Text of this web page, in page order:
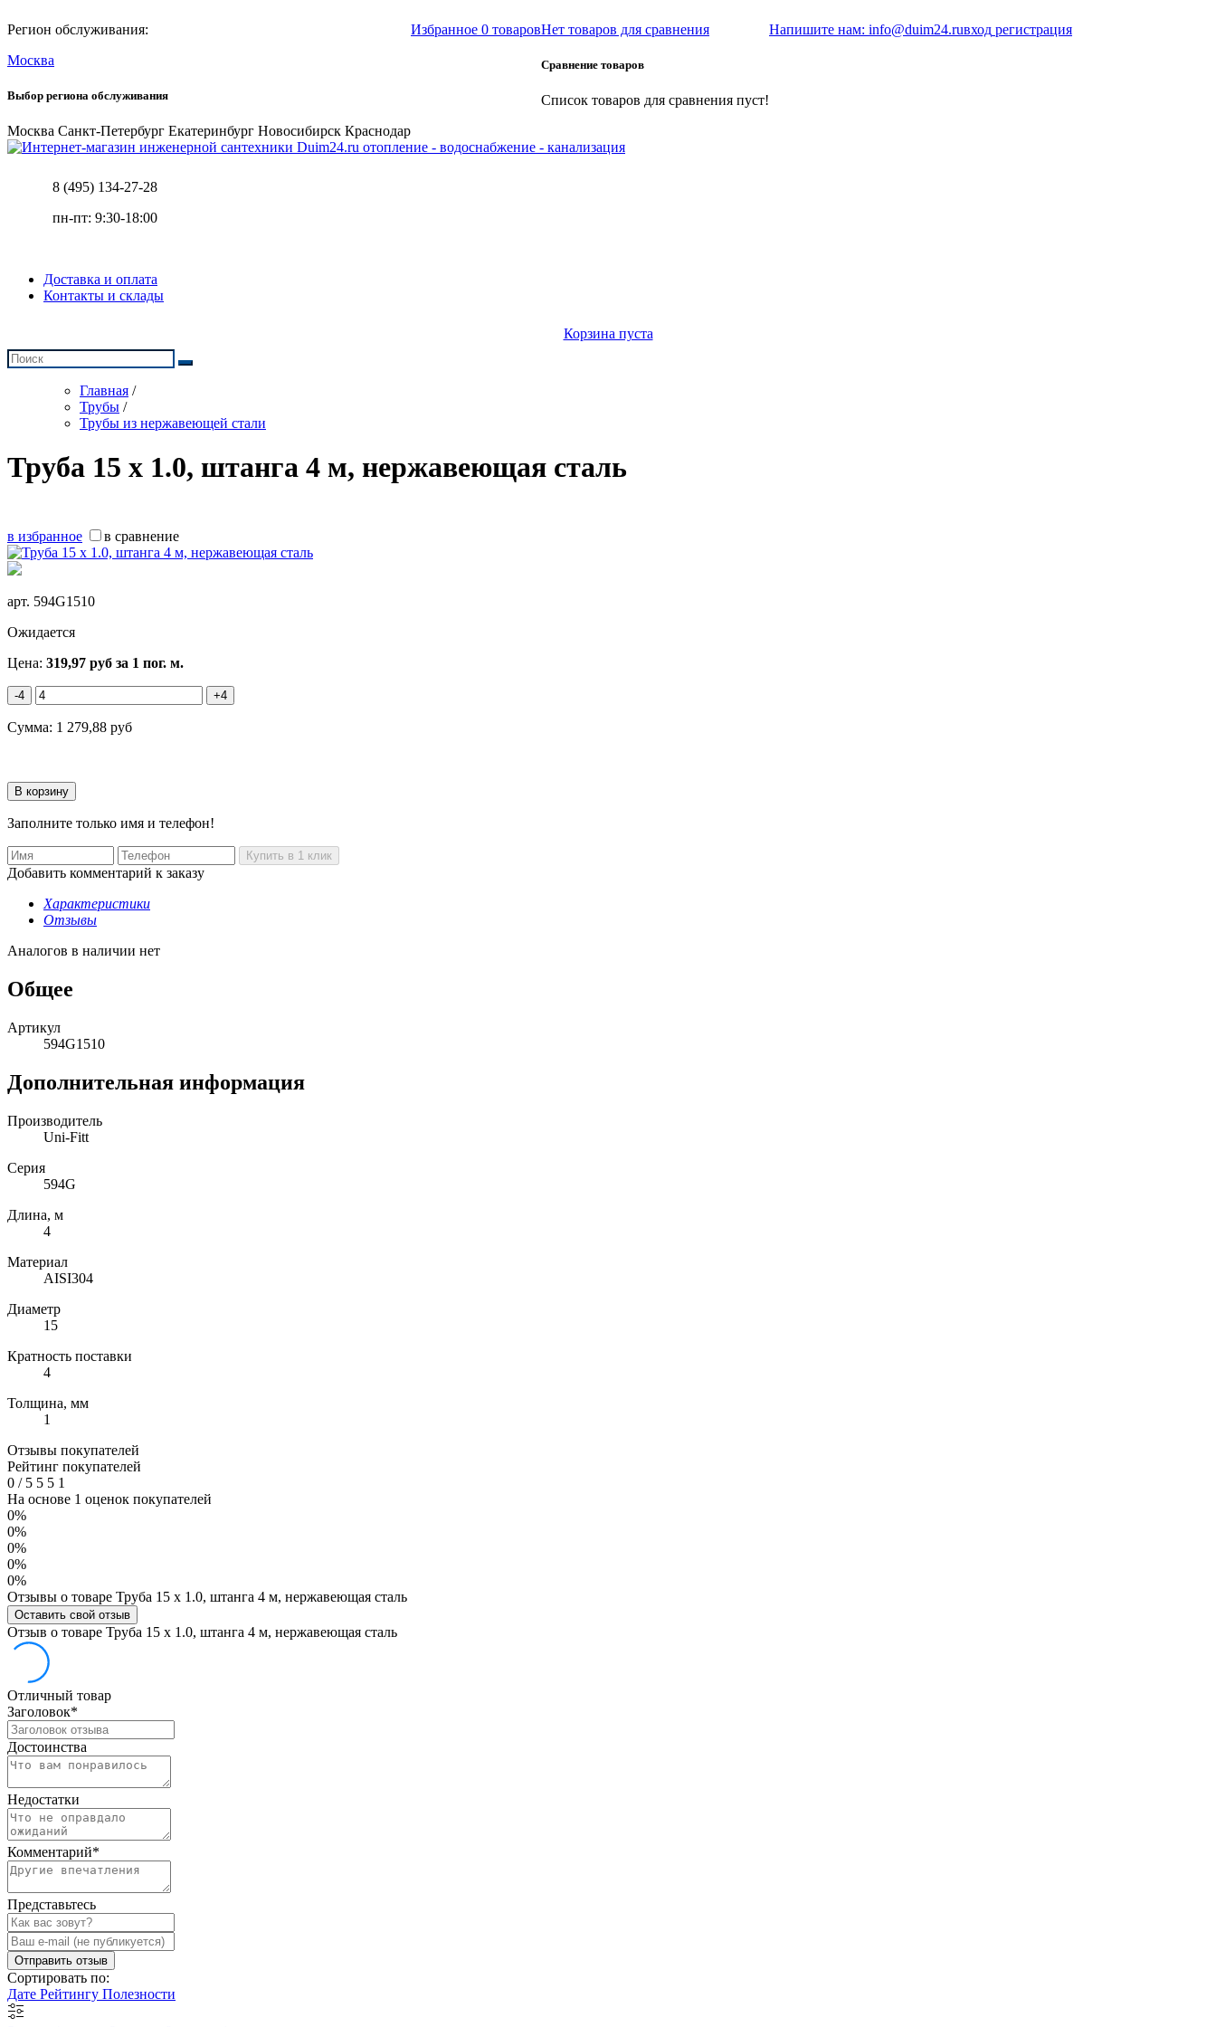
Регион обслуживания:
Москва
Выбор региона обслуживания
Москва Санкт-Петербург Екатеринбург Новосибирск Краснодар
Избранное 0 товаровНет товаров для сравнения
Сравнение товаров
Список товаров для сравнения пуст!
Напишите нам: info@duim24.ruвход регистрация
отопление - водоснабжение - канализация
8 (495) 134-27-28
пн-пт: 9:30-18:00
Доставка и оплата
Контакты и склады
Корзина пуста
Главная /
Трубы /
Трубы из нержавеющей стали
Труба 15 х 1.0, штанга 4 м, нержавеющая сталь
в избранное в сравнение
арт. 594G1510
Ожидается
Цена: 319,97 руб за 1 пог. м.
-4 +4
Сумма: 1 279,88 руб
Заполните только имя и телефон!
Добавить комментарий к заказу
Характеристики
Отзывы
Аналогов в наличии нет
Общее
Артикул
594G1510
Дополнительная информация
Производитель
Uni-Fitt
Серия
594G
Длина, м
4
Материал
AISI304
Диаметр
15
Кратность поставки
4
Толщина, мм
1
Отзывы покупателей
Рейтинг покупателей
0 /5 5 5 1
На основе 1 оценок покупателей
0%
0%
0%
0%
0%
Отзывы о товаре Труба 15 х 1.0, штанга 4 м, нержавеющая сталь
Оставить свой отзыв
Отзыв о товаре Труба 15 х 1.0, штанга 4 м, нержавеющая сталь
Отличный товар
Заголовок*
Достоинства
Недостатки
Комментарий*
Представьтесь
Отправить отзыв
Сортировать по:
Дате Рейтингу Полезности